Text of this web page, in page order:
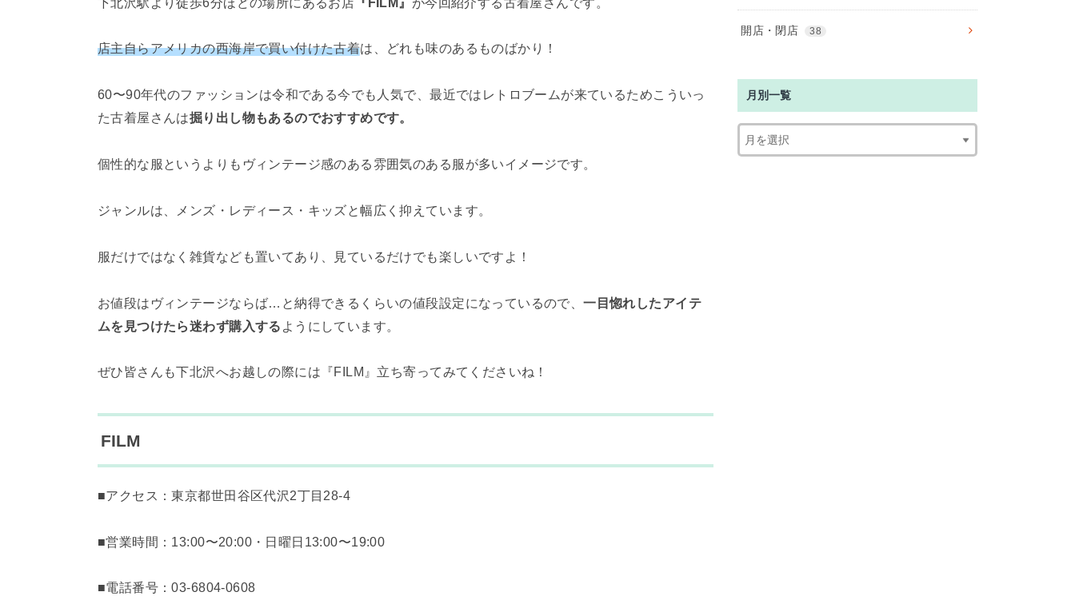
店主自らアメリカの西海岸で買い付けた古着は、どれも味のあるものばかり！
60〜90年代のファッションは令和である今でも人気で、最近ではレトロブームが来ているためこういっ
た古着屋さんは掘り出し物もあるのでおすすめです。
個性的な服というよりもヴィンテージ感のある雰囲気のある服が多いイメージです。
ジャンルは、メンズ・レディース・キッズと幅広く抑えています。
服だけではなく雑貨なども置いてあり、見ているだけでも楽しいですよ！
お値段はヴィンテージならば…と納得できるくらいの値段設定になっているので、一目惚れしたアイテ
ムを見つけたら迷わず購入する ようにしています。
ぜひ皆さんも下北沢へお越しの際には『FILM』立ち寄ってみてくださいね！
FILM
■アクセス：東京都世田谷区代沢2丁目28-4
■営業時間：13:00〜20:00・日曜日13:00〜19:00
■電話番号：03-6804-0608
開店・閉店 38
月別一覧